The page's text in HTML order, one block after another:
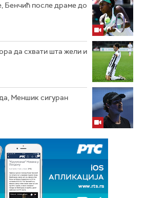
Бенчић после драме до
да схвати шта жели и
Меншик сигуран